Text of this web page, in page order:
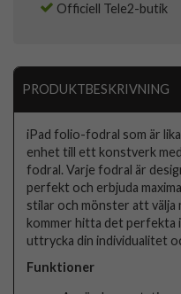
Officiell Tele2-butik
PRODUKTBESKRIVNING
iPad folio-fodral som är
enhet till ett konstverk
fodral. Varje fodral är
perfekt och erbjuda
stilar och mönster att välja
kommer hitta det perfekta
uttrycka din individualitet
Funktioner